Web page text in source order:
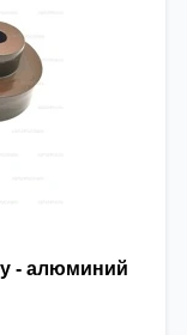
- алюминий